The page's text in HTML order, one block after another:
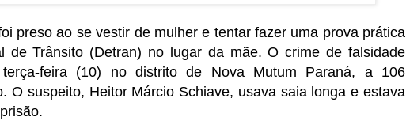
preso ao se vestir de mulher e tentar fazer uma prova prática
de Trânsito (Detran) no lugar da mãe. O crime de falsidade
terça-feira (10) no distrito de Nova Mutum Paraná, a 106
O suspeito, Heitor Márcio Schiave, usava saia longa e estava